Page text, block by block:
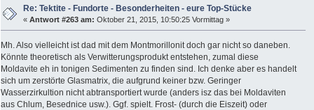
Re: Tektite - Fundorte - Besonderheiten - eure Top-Stücke
«Antwort #263 am: Oktober 21, 2015, 10:50:25 Vormittag »
Mh. Also vielleicht ist dad mit dem Montmorillonit doch gar nicht so daneben.
Könnte theoretisch als Verwitterungsprodukt entstehen, zumal diese
Moldavite eh in tonigen Sedimenten zu finden sind. Ich denke aber es handelt
sich um zerstörte Glasmatrix, die aufgrund keiner bzw. Geringer
Wasserzirkultion nicht abtransportiert wurde (anders isz das bei Moldaviten
aus Chlum, Besednice usw.). Ggf. spielt. Frost- (durch die Eiszeit) oder